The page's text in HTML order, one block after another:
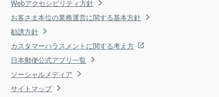
Webアクセシビリティ方針
お客さま本位の業務運営に関する基本方針
勧誘方針
カスタマーハラスメントに関する考え方
日本郵便公式アプリ一覧
ソーシャルメディア
サイトマップ